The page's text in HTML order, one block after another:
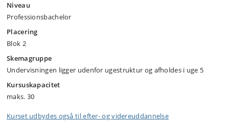
Niveau
Professionsbachelor
Placering
Blok 2
Skemagruppe
Undervisningen ligger udenfor ugestruktur og afholdes i uge 5
Kursuskapacitet
maks. 30
Kurset udbydes også til efter- og videreuddannelse